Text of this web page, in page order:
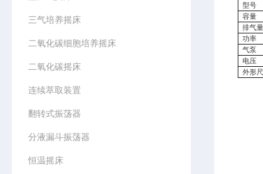
三气培养摇床
二氧化碳细胞培养摇床
二氧化碳摇床
连续萃取装置
翻转式振荡器
分液漏斗振荡器
恒温摇床
型号
容量
排气量
功率
气泵
电压
外形